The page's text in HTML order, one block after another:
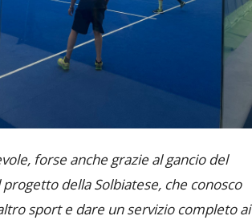
forse anche grazie al gancio del
della Solbiatese, che conosco
sport e dare un servizio completo ai